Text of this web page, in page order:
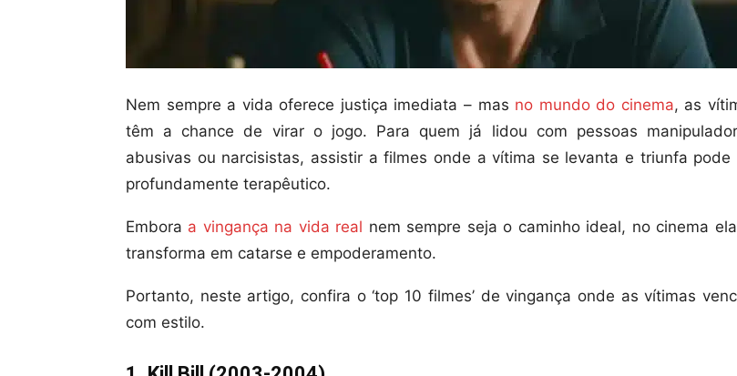
Nem sempre a vida oferece justiça imediata – mas no mundo do cinema, as
têm a chance de virar o jogo. Para quem já lidou com pessoas
abusivas ou narcisistas, assistir a filmes onde a vítima se levanta e triunfa pode
profundamente terapêutico.
Embora a vingança na vida real nem sempre seja o caminho ideal, no cinema
transforma em catarse e empoderamento.
Portanto, neste artigo, confira o ‘top 10 filmes’ de vingança onde as vítimas
com estilo.